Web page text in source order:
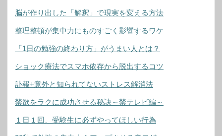
脳が作り出した「解釈」で現実を変える方法
整理整頓が集中力にものすごく影響するワケ
「1日の勉強の終わり方」がうまい人とは？
ショック療法でスマホ依存から脱出するコツ
訃報+意外と知られてないストレス解消法
禁欲をラクに成功させる秘訣～禁テレビ編～
１日１回、受験生に必ずやってほしい行為